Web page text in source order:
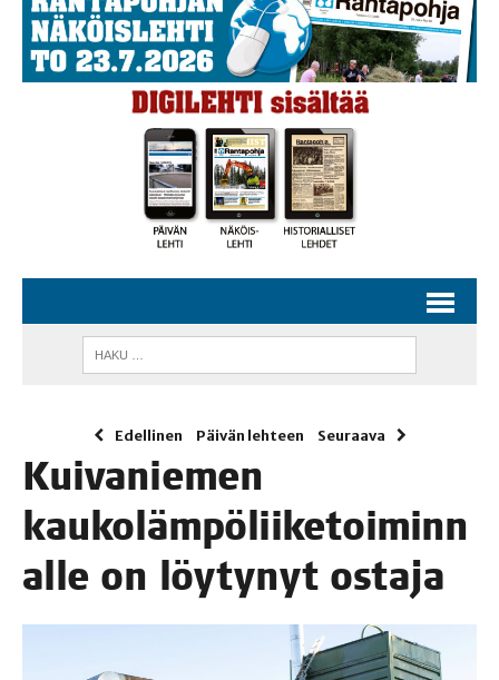
Edellinen Päivän lehteen Seuraava
Kui­va­nie­men
kau­ko­läm­pö­lii­ke­toi­min­n
al­le on löy­ty­nyt ostaja